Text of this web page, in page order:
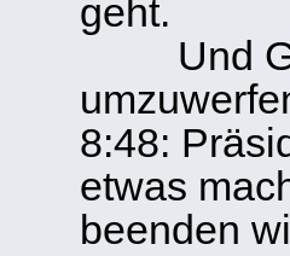
geht.
Und
8:48:
etwas
beenden